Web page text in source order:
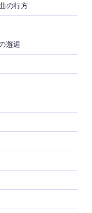
の行方
邂逅